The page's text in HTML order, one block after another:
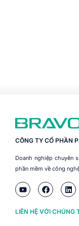
CÔNG TY CỔ PHẦN
Doanh nghiệp chuyên
phần mềm về công
LIÊN HỆ VỚI CHÚNG